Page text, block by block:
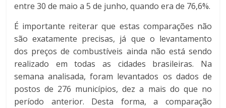
entre 30 de maio a 5 de junho, quando era de 76,6%.
É importante reiterar que estas comparações não
são exatamente precisas, já que o levantamento
dos preços de combustíveis ainda não está sendo
realizado em todas as cidades brasileiras. Na
semana analisada, foram levantados os dados de
postos de 276 municípios, dez a mais do que no
período anterior. Desta forma, a comparação